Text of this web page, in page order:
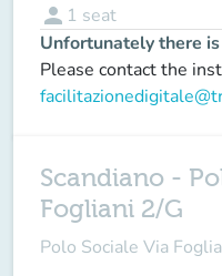
person 1 seat
Unfortunately there
Please contact the
Scandiano -
Fogliani 2/G
Polo Sociale Via